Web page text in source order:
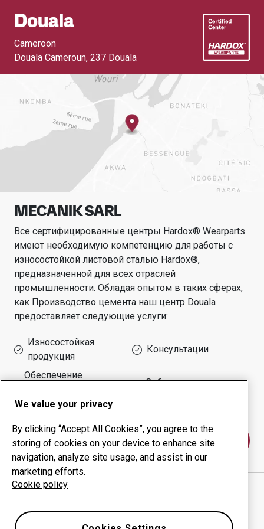
Douala
Cameroon
Douala Cameroun, 237 Douala
MECANIK SARL
Все сертифицированные центры Hardox® Wearparts
имеют необходимую компетенцию для работы с
износостойкой листовой сталью Hardox®,
предназначенной для всех отраслей
промышленности. Обладая опытом в таких сферах,
как Производство цемента наш центр Douala
предоставляет следующие услуги:
Износостойкая
продукция
Консультации
Обеспечение
оборудования
Собственное
Свяжитесь с нами
MECANIK SARL
We value your privacy
By clicking “Accept All Cookies”, you agree to the
storing of cookies on your device to enhance site
navigation, analyze site usage, and assist in our
marketing efforts.
Cookie policy